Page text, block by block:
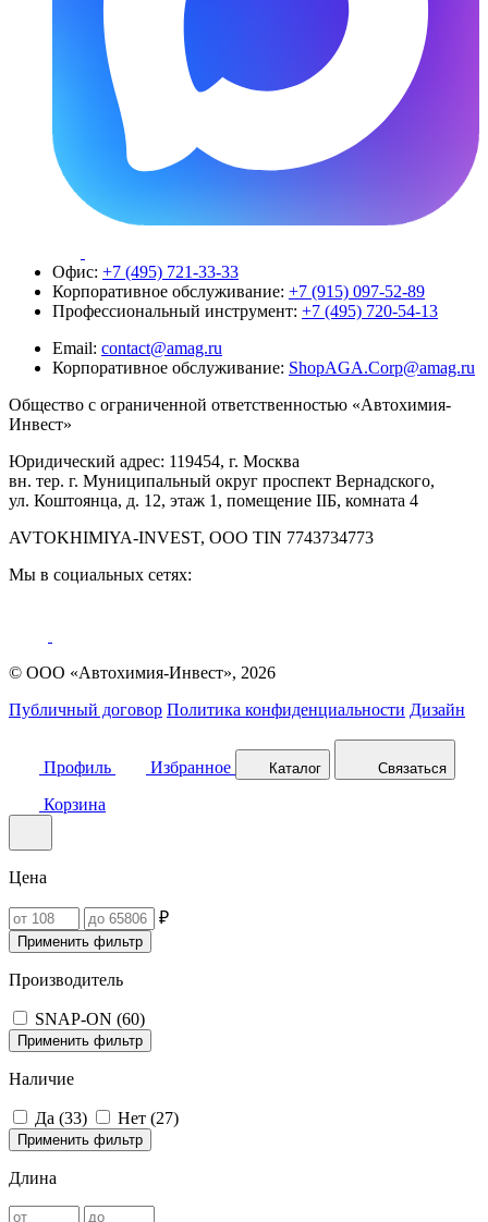
Офис: +7 (495) 721-33-33
Корпоративное обслуживание: +7 (915) 097-52-89
Профессиональный инструмент: +7 (495) 720-54-13
Email: contact@amag.ru
Корпоративное обслуживание: ShopAGA.Corp@amag.ru
Общество с ограниченной ответственностью «Автохимия-
Инвест»
Юридический адрес: 119454, г. Москва
вн. тер. г. Муниципальный округ проспект Вернадского,
ул. Коштоянца, д. 12, этаж 1, помещение IIБ, комната 4
AVTOKHIMIYA-INVEST, OOO TIN 7743734773
Мы в социальных сетях:
© ООО «Автохимия-Инвест», 2026
Публичный договор Политика конфиденциальности Дизайн
Профиль Избранное Каталог Связаться
Корзина
Цена
₽
Применить фильтр
Производитель
SNAP-ON (60)
Применить фильтр
Наличие
Да (33) Нет (27)
Применить фильтр
Длина